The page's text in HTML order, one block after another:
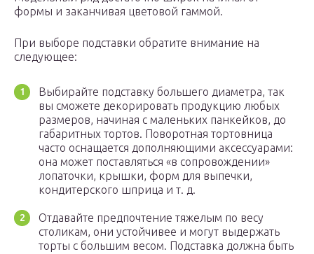
формы и заканчивая цветовой гаммой.
При выборе подставки обратите внимание на
следующее:
Выбирайте подставку большего диаметра, так
вы сможете декорировать продукцию любых
размеров, начиная с маленьких панкейков, до
габаритных тортов. Поворотная тортовница
часто оснащается дополняющими аксессуарами:
она может поставляться «в сопровождении»
лопаточки, крышки, форм для выпечки,
кондитерского шприца и т. д.
Отдавайте предпочтение тяжелым по весу
столикам, они устойчивее и могут выдержать
торты с большим весом. Подставка должна быть